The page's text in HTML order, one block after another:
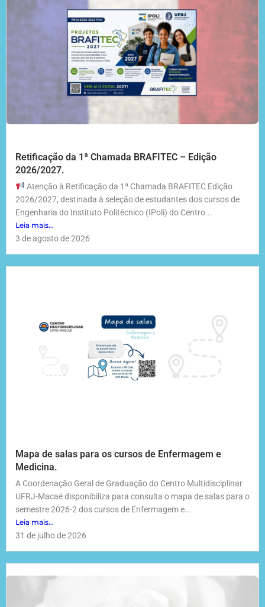
Retificação da 1ª Chamada BRAFITEC – Edição
2026/2027.
Atenção à Retificação da 1ª Chamada BRAFITEC Edição
2026/2027, destinada à seleção de estudantes dos cursos de
Engenharia do Instituto Politécnico (IPoli) do Centro...
Leia mais...
3 de agosto de 2026
Mapa de salas para os cursos de Enfermagem e
Medicina.
A Coordenação Geral de Graduação do Centro Multidisciplinar
UFRJ-Macaé disponibiliza para consulta o mapa de salas para o
semestre 2026-2 dos cursos de Enfermagem e...
Leia mais...
31 de julho de 2026